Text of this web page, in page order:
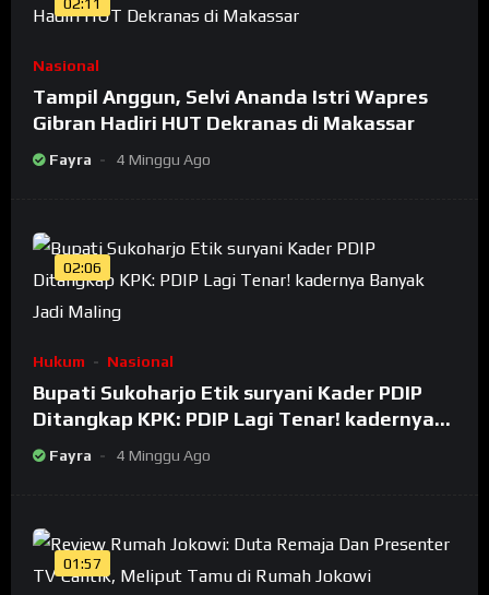
02:11
Nasional
Tampil Anggun, Selvi Ananda Istri Wapres
Gibran Hadiri HUT Dekranas di Makassar
Fayra 4 Minggu Ago
02:06
Hukum Nasional
Bupati Sukoharjo Etik suryani Kader PDIP
Ditangkap KPK: PDIP Lagi Tenar! kadernya
Banyak Jadi Maling
Fayra 4 Minggu Ago
01:57